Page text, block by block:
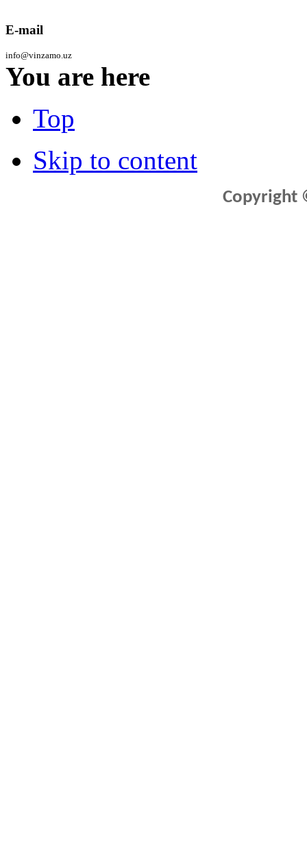
E-mail
info@vinzamo.uz
You are here
Top
Skip to content
Copyright